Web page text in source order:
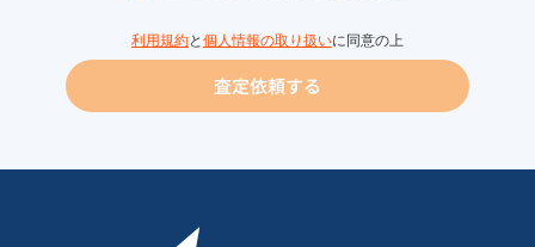
利用規約と 個人情報の取り扱いに同意の上
査定依頼する